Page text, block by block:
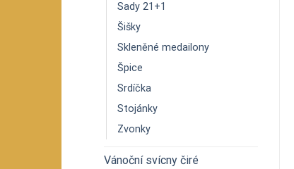
Sady 21+1
Šišky
Skleněné medailony
Špice
Srdíčka
Stojánky
Zvonky
Vánoční svícny čiré
149Kč